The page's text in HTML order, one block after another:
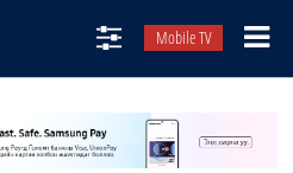
Mobile TV